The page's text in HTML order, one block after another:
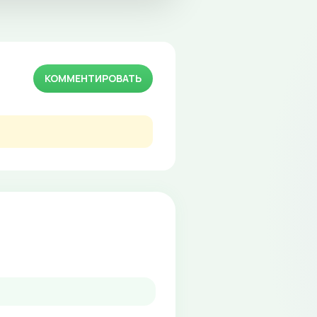
КОММЕНТИРОВАТЬ